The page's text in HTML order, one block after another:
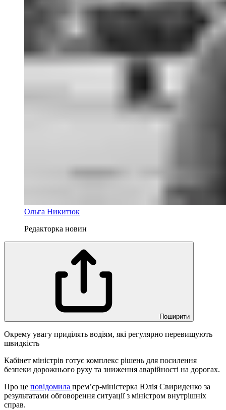
Ольга Никитюк
Редакторка новин
Поширити
Окрему увагу приділять водіям, які регулярно перевищують
швидкість
Кабінет міністрів готує комплекс рішень для посилення
безпеки дорожнього руху та зниження аварійності на дорогах.
Про це повідомила прем’єр-міністерка Юлія Свириденко за
результатами обговорення ситуації з міністром внутрішніх
справ.